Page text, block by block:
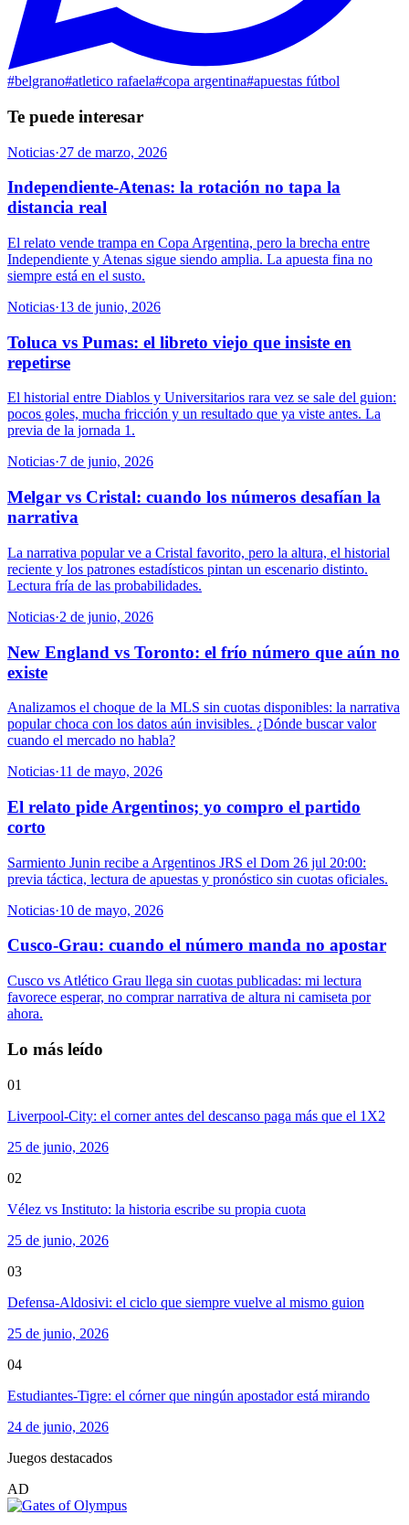
#belgrano#atletico rafaela#copa argentina#apuestas fútbol
Te puede interesar
Noticias·27 de marzo, 2026
Independiente-Atenas: la rotación no tapa la
distancia real
El relato vende trampa en Copa Argentina, pero la brecha entre
Independiente y Atenas sigue siendo amplia. La apuesta fina no
siempre está en el susto.
Noticias·13 de junio, 2026
Toluca vs Pumas: el libreto viejo que insiste en
repetirse
El historial entre Diablos y Universitarios rara vez se sale del guion:
pocos goles, mucha fricción y un resultado que ya viste antes. La
previa de la jornada 1.
Noticias·7 de junio, 2026
Melgar vs Cristal: cuando los números desafían la
narrativa
La narrativa popular ve a Cristal favorito, pero la altura, el historial
reciente y los patrones estadísticos pintan un escenario distinto.
Lectura fría de las probabilidades.
Noticias·2 de junio, 2026
New England vs Toronto: el frío número que aún no
existe
Analizamos el choque de la MLS sin cuotas disponibles: la narrativa
popular choca con los datos aún invisibles. ¿Dónde buscar valor
cuando el mercado no habla?
Noticias·11 de mayo, 2026
El relato pide Argentinos; yo compro el partido
corto
Sarmiento Junin recibe a Argentinos JRS el Dom 26 jul 20:00:
previa táctica, lectura de apuestas y pronóstico sin cuotas oficiales.
Noticias·10 de mayo, 2026
Cusco-Grau: cuando el número manda no apostar
Cusco vs Atlético Grau llega sin cuotas publicadas: mi lectura
favorece esperar, no comprar narrativa de altura ni camiseta por
ahora.
Lo más leído
01
Liverpool-City: el corner antes del descanso paga más que el 1X2
25 de junio, 2026
02
Vélez vs Instituto: la historia escribe su propia cuota
25 de junio, 2026
03
Defensa-Aldosivi: el ciclo que siempre vuelve al mismo guion
25 de junio, 2026
04
Estudiantes-Tigre: el córner que ningún apostador está mirando
24 de junio, 2026
Juegos destacados
AD